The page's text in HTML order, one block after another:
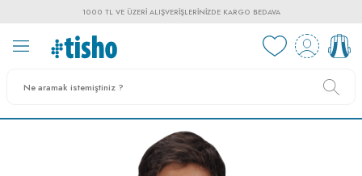
1000 TL VE ÜZERI ALIŞVERIŞLERINIZDE KARGO BEDAVA